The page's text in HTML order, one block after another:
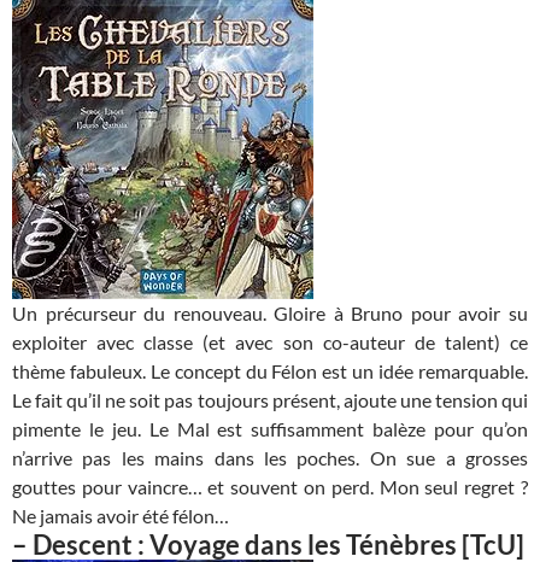
Un précurseur du renouveau. Gloire à Bruno pour avoir su
exploiter avec classe (et avec son co-auteur de talent) ce
thème fabuleux. Le concept du Félon est un idée remarquable.
Le fait qu’il ne soit pas toujours présent, ajoute une tension qui
pimente le jeu. Le Mal est suffisamment balèze pour qu’on
n’arrive pas les mains dans les poches. On sue a grosses
gouttes pour vaincre… et souvent on perd. Mon seul regret ?
Ne jamais avoir été félon…
– Descent : Voyage dans les Ténèbres [TcU]